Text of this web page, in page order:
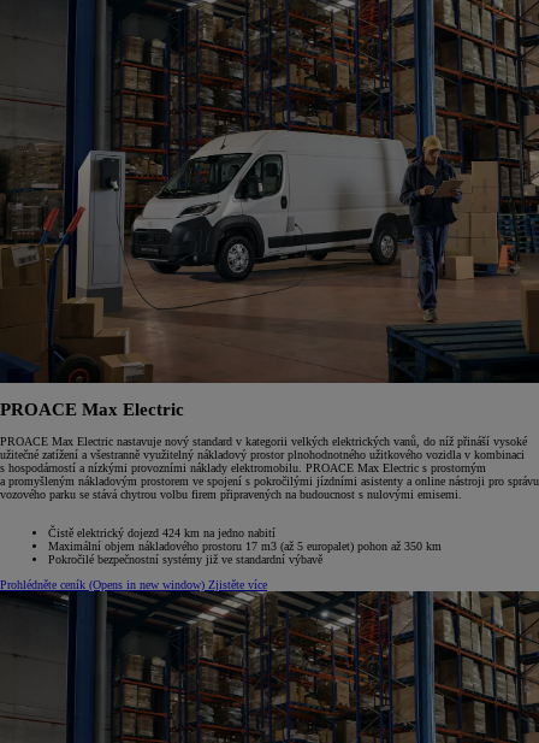
PROACE Max Electric
PROACE Max Electric nastavuje nový standard v kategorii velkých elektrických vanů, do níž přináší vysoké
užitečné zatížení a všestranně využitelný nákladový prostor plnohodnotného užitkového vozidla v kombinaci
s hospodárností a nízkými provozními náklady elektromobilu. PROACE Max Electric s prostorným
a promyšleným nákladovým prostorem ve spojení s pokročilými jízdními asistenty a online nástroji pro správu
vozového parku se stává chytrou volbu firem připravených na budoucnost s nulovými emisemi.
Čistě elektrický dojezd 424 km na jedno nabití
Maximální objem nákladového prostoru 17 m3 (až 5 europalet) pohon až 350 km
Pokročilé bezpečnostní systémy již ve standardní výbavě
Prohlédněte ceník (Opens in new window) Zjistěte více